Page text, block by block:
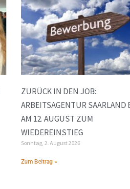
ZURÜCK IN DEN JOB:
ARBEITSAGENTUR SAARLAND
AM 12. AUGUST ZUM
WIEDEREINSTIEG
Sonntag, 2. August 2026
Zum Beitrag »